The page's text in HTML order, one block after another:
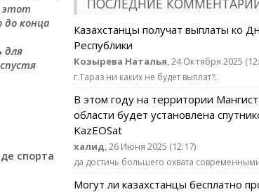
этот
конца
для
спорта
ПОСЛЕДНИЕ
Казахстанцы получат выплаты ко
Республики
Козырева Наталья, 24 Октября 2025
г.Тараз ни каких не будет выплат?..
В этом году на территории
области будет установлена
KazEOSat
халид, 26 Июня 2025 (12:17)
да достичь большего охвата
Могут ли казахстанцы бесплатно